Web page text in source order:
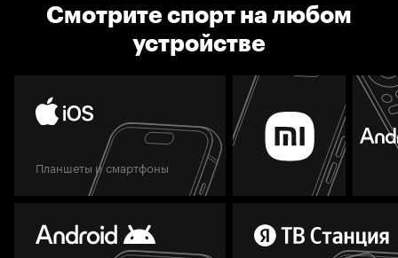
Смотрите спорт на любом
устройстве
Планшеты и смартфоны